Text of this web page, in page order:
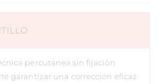
percutánea sin fijación
garantizar una corrección eficaz